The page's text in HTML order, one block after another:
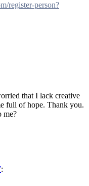
register-person?
that I lack creative
full of hope. Thank you.
me?
: